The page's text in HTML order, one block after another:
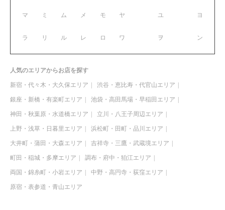
マ ミ ム メ モ
ラ リ ル レ ロ
ヤ ユ ヨ
ワ ヲ ン
人気のエリアからお店を探す
新宿・代々木・大久保エリア 渋谷・恵比寿・代官山エリア
銀座・新橋・有楽町エリア 池袋・高田馬場・早稲田エリア
神田・秋葉原・水道橋エリア 立川・八王子周辺エリア
上野・浅草・日暮里エリア 浜松町・田町・品川エリア
大井町・蒲田・大森エリア 吉祥寺・三鷹・武蔵境エリア
町田・稲城・多摩エリア 調布・府中・狛江エリア
両国・錦糸町・小岩エリア 中野・高円寺・荻窪エリア
原宿・表参道・青山エリア